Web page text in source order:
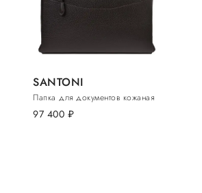
SANTONI
Папка для документов кожаная
97 400 руб.